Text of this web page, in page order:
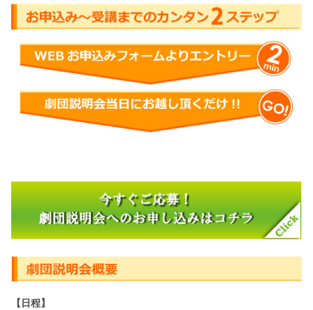
【日程】